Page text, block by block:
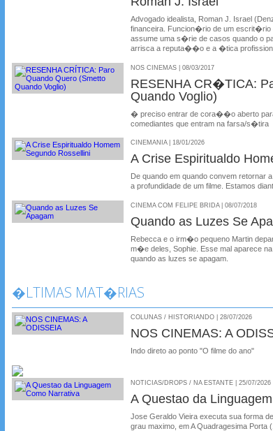
Advogado idealista, Roman J. Israel
financeira. Funcion�rio de um escrit�rio
assume uma s�rie de casos quando o
arrisca a reputa��o e a �tica
NOS CINEMAS | 08/03/2017
RESENHA CR�TICA:
Quando Voglio)
� preciso entrar de cora��o aberto
comediantes que entram na farsa/s�tira
CINEMANIA | 18/01/2026
A Crise Espiritualdo
De quando em quando convem retornar
a profundidade de um filme. Estamos
CINEMA COM FELIPE BRIDA | 08/07/2018
Quando as Luzes Se
Rebecca e o irm�o pequeno Martin
m�e deles, Sophie. Esse mal aparece
quando as luzes se apagam.
�LTIMAS MAT�RIAS
COLUNAS / HISTORIANDO | 28/07/2026
NOS CINEMAS: A
Indo direto ao ponto "O filme do ano"
NOTICIAS/DROPS / NA ESTANTE | 25/07/2026
A Questao da
Jose Geraldo Vieira executa sua forma
grau maximo, em A Quadragesima Porta